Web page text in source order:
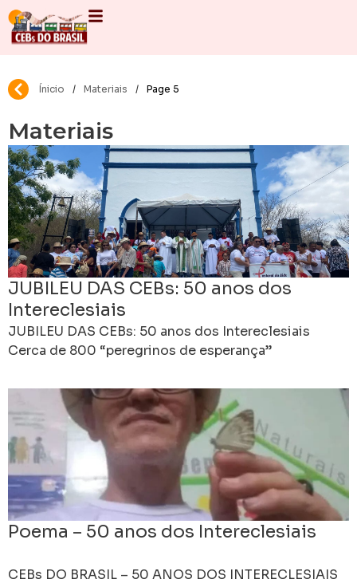
Ínicio / Materiais / Page 5
Materiais
JUBILEU DAS CEBs: 50 anos dos
Intereclesiais
JUBILEU DAS CEBs: 50 anos dos Intereclesiais
Cerca de 800 “peregrinos de esperança”
Caldeirão da Santa Cruz.
Poema – 50 anos dos Intereclesiais
CEBs DO BRASIL – 50 ANOS DOS INTERECLESIAIS